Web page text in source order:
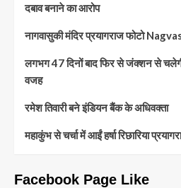
दबाव बनाने का आरोप
नागवासुकी मंदिर प्रयागराज फोटो
लगभग 47 दिनों बाद फिर से जंक्शन से
वजह
रमेश तिवारी बने इंडियन बैंक के अधिवक्ता
महाकुंभ से चर्चा में आईं हर्षा रिछारिया
Facebook Page Like